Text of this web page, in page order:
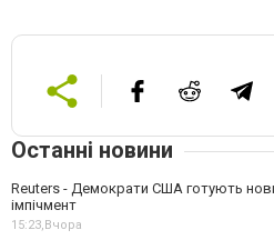
Останні новини
Reuters - Демократи США готують
імпічмент
15:23, Вчора